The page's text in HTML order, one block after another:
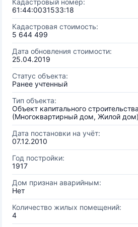
Кадастровый номер:
61:44:0031533:18
Кадастровая стоимость:
5 644 499
Дата обновления стоимости:
25.04.2019
Статус объекта:
Ранее учтенный
Тип объекта:
Объект капитального
(Многоквартирный дом, Жилой дом)
Дата постановки на учёт:
07.12.2010
Год постройки:
1917
Дом признан аварийным:
Нет
Количество жилых помещений:
4